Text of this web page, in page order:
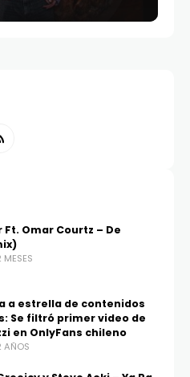
Ft. Omar Courtz – De
a estrella de contenidos
Se filtró primer video de
en OnlyFans chileno
AÑOS